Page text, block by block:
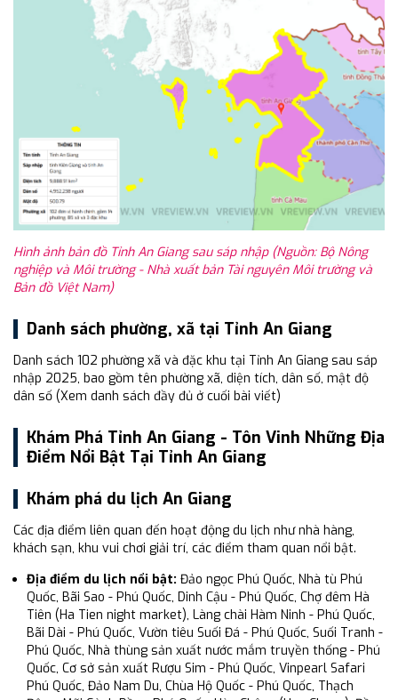
Hình ảnh bản đồ Tỉnh An Giang sau sáp nhập (Nguồn: Bộ Nông
nghiệp và Môi trường - Nhà xuất bản Tài nguyên Môi trường và
Bản đồ Việt Nam)
Danh sách phường, xã tại Tỉnh An Giang
Danh sách 102 phường xã và đặc khu tại Tỉnh An Giang sau sáp
nhập 2025, bao gồm tên phường xã, diện tích, dân số, mật độ
dân số (Xem danh sách đầy đủ ở cuối bài viết)
Khám Phá Tỉnh An Giang - Tôn Vinh Những Địa
Điểm Nổi Bật Tại Tỉnh An Giang
Khám phá du lịch An Giang
Các địa điểm liên quan đến hoạt động du lịch như nhà hàng,
khách sạn, khu vui chơi giải trí, các điểm tham quan nổi bật.
Địa điểm du lịch nổi bật: Đảo ngọc Phú Quốc, Nhà tù Phú
Quốc, Bãi Sao - Phú Quốc, Dinh Cậu - Phú Quốc, Chợ đêm Hà
Tiên (Ha Tien night market), Làng chài Hàm Ninh - Phú Quốc,
Bãi Dài - Phú Quốc, Vườn tiêu Suối Đá - Phú Quốc, Suối Tranh -
Phú Quốc, Nhà thùng sản xuất nước mắm truyền thống - Phú
Quốc, Cơ sở sản xuất Rượu Sim - Phú Quốc, Vinpearl Safari
Phú Quốc, Đảo Nam Du, Chùa Hộ Quốc - Phú Quốc, Thạch